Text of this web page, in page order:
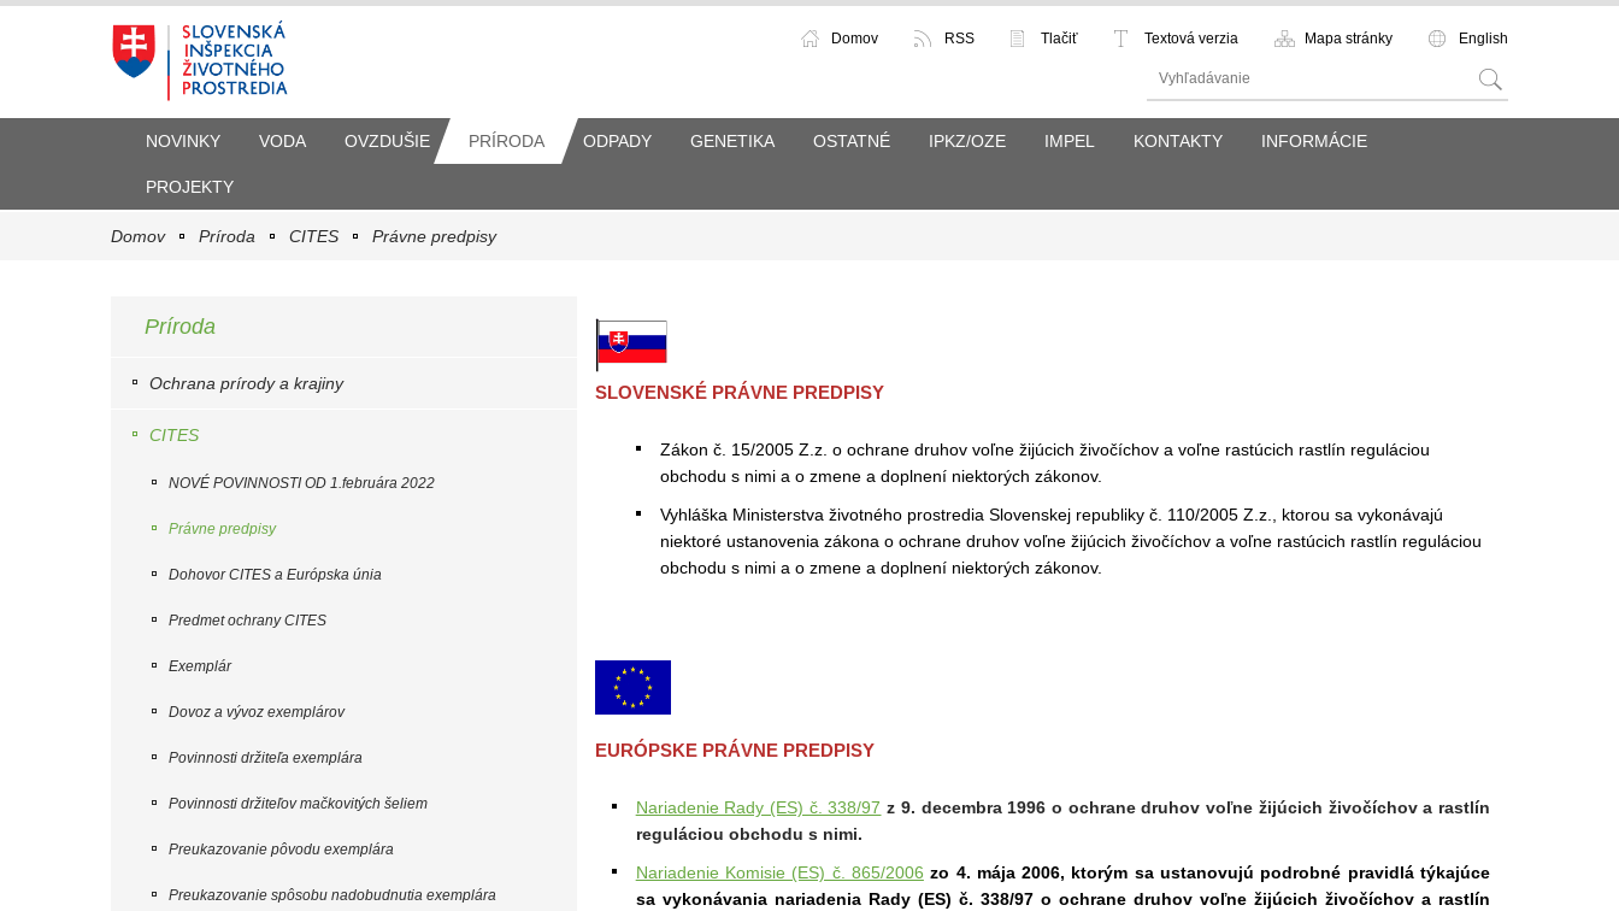
English
Mapa stránky
Textová verzia
Tlačiť
RSS
Domov
NOVINKY VODA OVZDUŠIE PRÍRODA ODPADY GENETIKA OSTATNÉ IPKZ/OZE IMPEL KONTAKTY INFORMÁCIE
PROJEKTY
Domov Príroda CITES Právne predpisy
SLOVENSKÉ PRÁVNE PREDPISY
Zákon č. 15/2005 Z.z. o ochrane druhov voľne žijúcich živočíchov a voľne rastúcich rastlín reguláciou
obchodu s nimi a o zmene a doplnení niektorých zákonov.
Vyhláška Ministerstva životného prostredia Slovenskej republiky č. 110/2005 Z.z., ktorou sa vykonávajú
niektoré ustanovenia zákona o ochrane druhov voľne žijúcich živočíchov a voľne rastúcich rastlín reguláciou
obchodu s nimi a o zmene a doplnení niektorých zákonov.
EURÓPSKE PRÁVNE PREDPISY
Nariadenie Rady (ES) č. 338/97 z 9. decembra 1996 o ochrane druhov voľne žijúcich živočíchov a rastlín
reguláciou obchodu s nimi.
Nariadenie Komisie (ES) č. 865/2006 zo 4. mája 2006, ktorým sa ustanovujú podrobné pravidlá týkajúce
sa vykonávania nariadenia Rady (ES) č. 338/97 o ochrane druhov voľne žijúcich živočíchov a rastlín
Príroda
Ochrana prírody a krajiny
CITES
NOVÉ POVINNOSTI OD 1.februára 2022
Právne predpisy
Dohovor CITES a Európska únia
Predmet ochrany CITES
Exemplár
Dovoz a vývoz exemplárov
Povinnosti držiteľa exemplára
Povinnosti držiteľov mačkovitých šeliem
Preukazovanie pôvodu exemplára
Preukazovanie spôsobu nadobudnutia exemplára